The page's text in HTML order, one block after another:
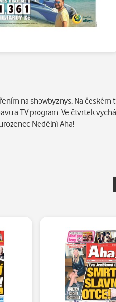
na showbyznys. Na
a TV program. Ve čtvrtek
Nedělní Aha!